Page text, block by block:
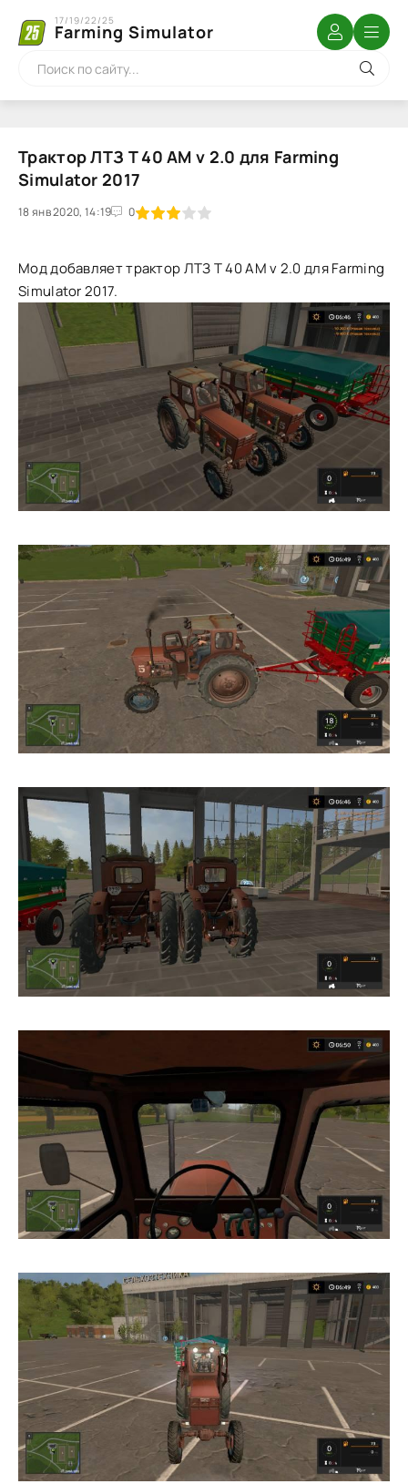
Farming Simulator
17/19/22/25
Трактор ЛТЗ Т 40 АМ v 2.0 для Farming
Simulator 2017
18 янв 2020, 14:19 0
1 2 3 4 5
Мод добавляет трактор ЛТЗ Т 40 АМ v 2.0 для Farming
Simulator 2017.